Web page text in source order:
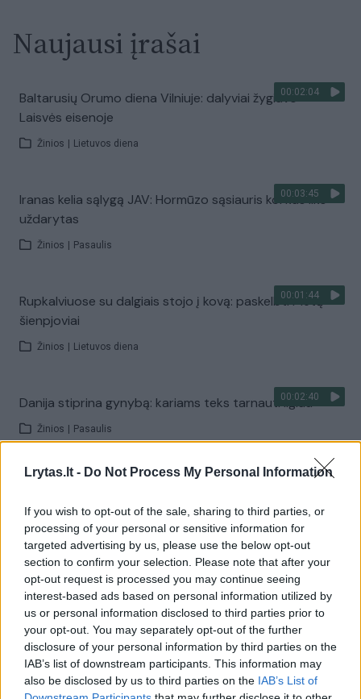
Lrytas.lt - Do Not Process My Personal Information
If you wish to opt-out of the sale, sharing to third parties, or
processing of your personal or sensitive information for
targeted advertising by us, please use the below opt-out
section to confirm your selection. Please note that after your
opt-out request is processed you may continue seeing
interest-based ads based on personal information utilized by
us or personal information disclosed to third parties prior to
your opt-out. You may separately opt-out of the further
disclosure of your personal information by third parties on the
IAB’s list of downstream participants. This information may
also be disclosed by us to third parties on the IAB’s List of
Naujausi įrašai
00:02:04
Baltarusių Orumo diena Vilniuje: dalyviai žygiavo
Laisvės eisenoje
Žinios Lietuvos diena
00:03:45
Iranas kelia sąlygą JAV: Hormūzo sąsiauris kol kas liks
uždarytas
Žinios Pasaulis
00:01:44
Rupkalviuose su dalgiais stojo į kovą: paskelbti Metų
šienpjoviai
Žinios Lietuvos diena
00:02:40
Danija stiprina gynybą: kariams teks tarnauti ilgiau
Žinios Pasaulis
Visi įrašai
Žiūrimiausi įrašai
00:00:30
Vaizdai iš tragiškos avarijos Vilniaus r.: dviejų moterų ir
vaiko gyvybių išgelbėti nepavyko
Žinios Lietuvos diena